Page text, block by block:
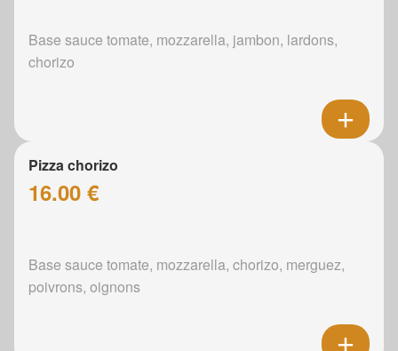
Base sauce tomate, mozzarella, jambon, lardons,
chorizo
Pizza chorizo
16.00 €
Base sauce tomate, mozzarella, chorizo, merguez,
poivrons, oignons